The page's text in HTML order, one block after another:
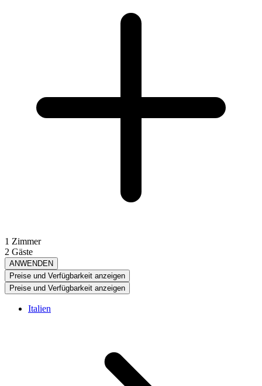
1 Zimmer
2 Gäste
ANWENDEN
Preise und Verfügbarkeit anzeigen
Preise und Verfügbarkeit anzeigen
Italien